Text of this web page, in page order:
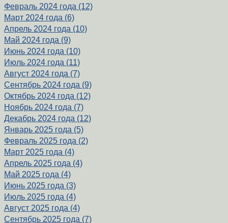
Февраль 2024 года (12)
Март 2024 года (6)
Апрель 2024 года (10)
Май 2024 года (9)
Июнь 2024 года (10)
Июль 2024 года (11)
Август 2024 года (7)
Сентябрь 2024 года (9)
Октябрь 2024 года (12)
Ноябрь 2024 года (7)
Декабрь 2024 года (12)
Январь 2025 года (5)
Февраль 2025 года (2)
Март 2025 года (4)
Апрель 2025 года (4)
Май 2025 года (4)
Июнь 2025 года (3)
Июль 2025 года (4)
Август 2025 года (4)
Сентябрь 2025 года (7)